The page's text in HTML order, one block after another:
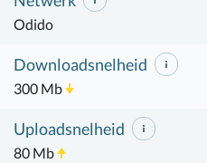
Odido
Downloadsnelheid
300 Mb
Uploadsnelheid
80 Mb